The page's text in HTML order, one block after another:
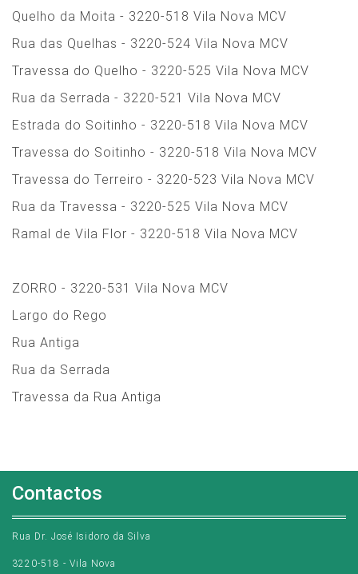
Quelho da Moita - 3220-518 Vila Nova MCV
Rua das Quelhas - 3220-524 Vila Nova MCV
Travessa do Quelho - 3220-525 Vila Nova MCV
Rua da Serrada - 3220-521 Vila Nova MCV
Estrada do Soitinho - 3220-518 Vila Nova MCV
Travessa do Soitinho - 3220-518 Vila Nova MCV
Travessa do Terreiro - 3220-523 Vila Nova MCV
Rua da Travessa - 3220-525 Vila Nova MCV
Ramal de Vila Flor - 3220-518 Vila Nova MCV
ZORRO - 3220-531 Vila Nova MCV
Largo do Rego
Rua Antiga
Rua da Serrada
Travessa da Rua Antiga
Contactos
Rua Dr. José Isidoro da Silva
3220-518 - Vila Nova